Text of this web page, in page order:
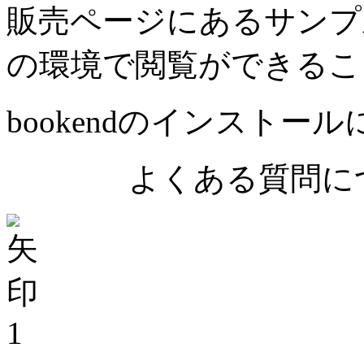
販売ページにあるサン
の環境で閲覧ができる
bookendのインストール
よくある質問に
1